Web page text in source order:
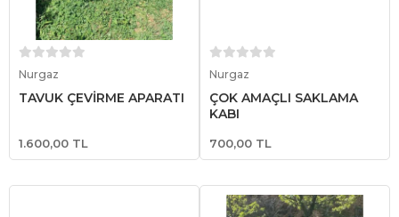
Nurgaz
TAVUK ÇEVİRME APARATI
1.600,00 TL
Nurgaz
ÇOK AMAÇLI SAKLAMA
KABI
700,00 TL